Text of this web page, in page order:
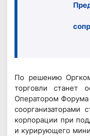
По решению
торговли станет
Оператором Форума
соорганизаторами
корпорации при
и курирующего